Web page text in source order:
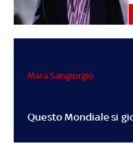
Questo Mondiale si
Mara Sangiorgio